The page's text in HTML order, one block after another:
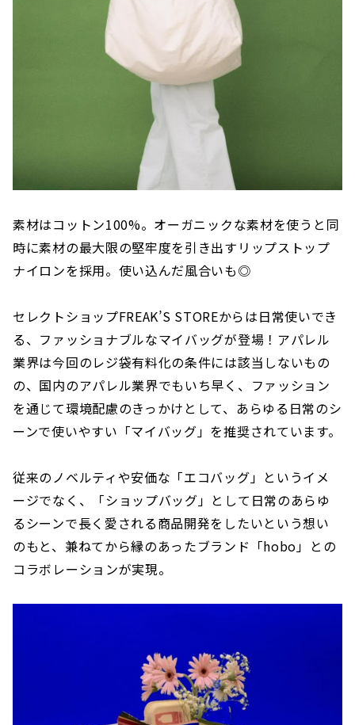
素材はコットン100%。オーガニックな素材を使うと同
時に素材の最大限の堅牢度を引き出すリップストップ
ナイロンを採用。使い込んだ風合いも◎
セレクトショップFREAK’S STOREからは日常使いでき
る、ファッショナブルなマイバッグが登場！アパレル
業界は今回のレジ袋有料化の条件には該当しないもの
の、国内のアパレル業界でもいち早く、ファッション
を通じて環境配慮のきっかけとして、あらゆる日常のシ
ーンで使いやすい「マイバッグ」を推奨されています。
従来のノベルティや安価な「エコバッグ」というイメ
ージでなく、「ショップバッグ」として日常のあらゆ
るシーンで長く愛される商品開発をしたいという想い
のもと、兼ねてから縁のあったブランド「hobo」との
コラボレーションが実現。